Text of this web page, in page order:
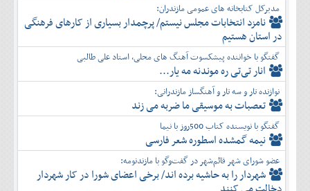
مدیرکل کتابخانه های عمومی مازندران:
نامزد انتخابات مجلس نیستم/ پرچمدار بسیاری از کارهای فرهنگی
در استان هستیم
گفتگو با خواننده پیشکسوت آهنگ های محلی، استاد علی طالبی
انار تی‌تی ره موندنه مه یار...
نوازنده تار و سه تار و آهنگساز مازندرانی:
تعصبات به موسیقی ما ضربه می زند
گفتگو با نویسنده کتاب 500روز با نیما
نیمه گمشده اسطوره شعر فارسی
عضو شورای شهر قائم‌شهر در گفت‌و‌گو با مازندنومه:
شهردار را به حاشیه برده اند/ برخی اعضای شورا در کار شهردار